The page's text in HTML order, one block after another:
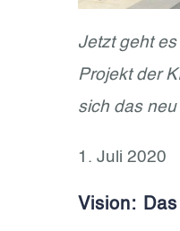
Jetzt geht
Projekt der
sich das
1. Juli 2020
Vision: